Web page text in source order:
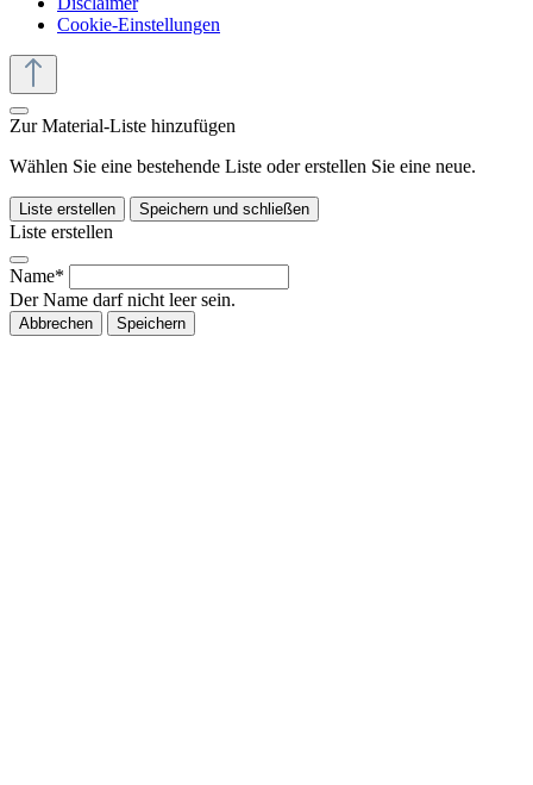
Cookie-Einstellungen
Zur Material-Liste hinzufügen
Wählen Sie eine bestehende Liste oder erstellen Sie eine neue.
Liste erstellen Speichern und schließen
Liste erstellen
Name*
Der Name darf nicht leer sein.
Abbrechen Speichern